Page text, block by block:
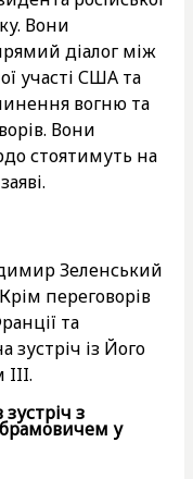
Вони
діалог між
участі США та
вогню та
Вони
стоятимуть на
Зеленський
переговорів
та
зустріч із Його
III.
з
у